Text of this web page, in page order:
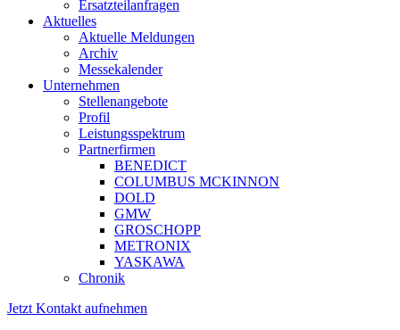
Ersatzteilanfragen
Aktuelles
Aktuelle Meldungen
Archiv
Messekalender
Unternehmen
Stellenangebote
Profil
Leistungsspektrum
Partnerfirmen
BENEDICT
COLUMBUS MCKINNON
DOLD
GMW
GROSCHOPP
METRONIX
YASKAWA
Chronik
Jetzt Kontakt aufnehmen